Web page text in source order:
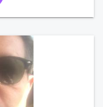
finit parfois
Calédonie et
nous guider